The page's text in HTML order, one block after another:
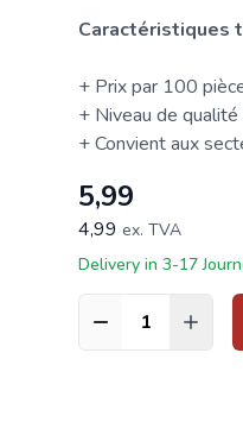
Caractéristiques
+ Prix par 100
+ Niveau de
+ Convient aux
5,99
4,99 ex. TVA
Delivery in 3-17
Quantité